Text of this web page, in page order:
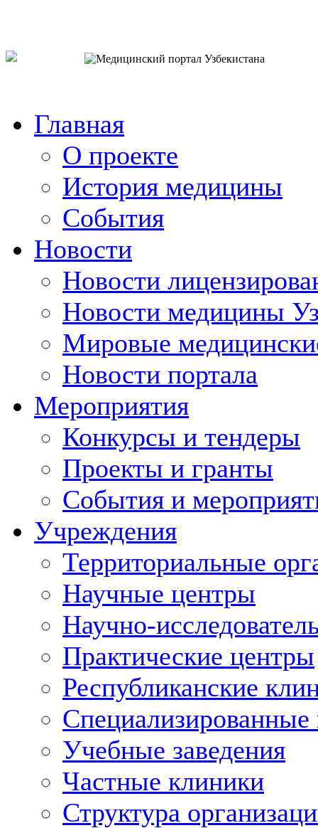
Главная
О проекте
История медицины
События
Новости
Новости
Новости медицины
Мировые
Новости портала
Мероприятия
Конкурсы и тендеры
Проекты и гранты
События и
Учреждения
Территориальные
Научные центры
Научно-
Практические центры
Республиканские
Учебные заведения
Частные клиники
Структура